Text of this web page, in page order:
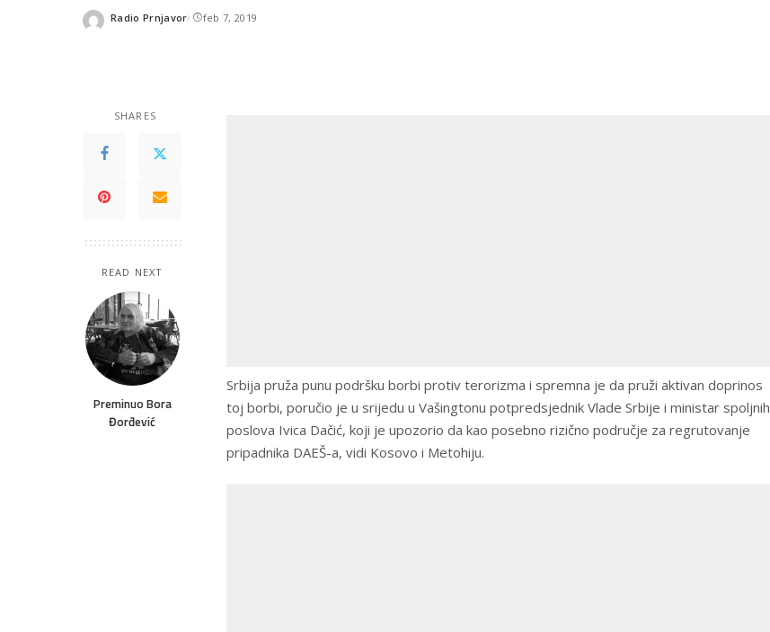
Posted
Radio Prnjavor feb 7, 2019
SHARES
READ NEXT
Preminuo Bora
Đorđević
Srbija pruža punu podršku borbi protiv terorizma i spremna je da pruži aktivan doprinos
toj borbi, poručio je u srijedu u Vašingtonu potpredsjednik Vlade Srbije i ministar spoljnih
poslova Ivica Dačić, koji je upozorio da kao posebno rizično područje za regrutovanje
pripadnika DAEŠ-a, vidi Kosovo i Metohiju.